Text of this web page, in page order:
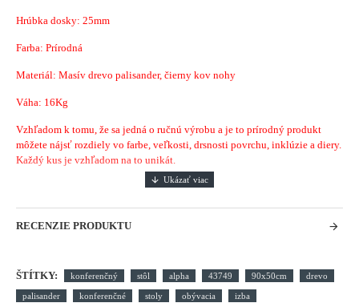
Hrúbka dosky: 25mm
Farba: Prírodná
Materiál: Masív drevo palisander, čierny kov nohy
Váha: 16Kg
Vzhľadom k tomu, že sa jedná o ručnú výrobu a je to prírodný produkt
môžete nájsť rozdiely vo farbe, veľkosti, drsnosti povrchu, inklúzie a diery.
Každý kus je vzhľadom na to unikát.
RECENZIE PRODUKTU
ŠTÍTKY: konferenčný stôl alpha 43749 90x50cm drevo
palisander konferenčné stoly obývacia izba